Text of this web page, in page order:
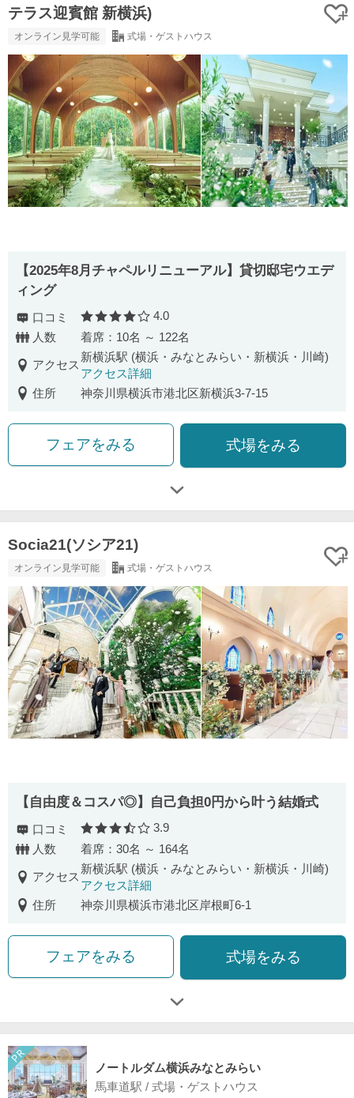
テラス迎賓館 新横浜)
オンライン見学可能 式場・ゲストハウス
【2025年8月チャペルリニューアル】貸切邸宅ウエデ
ィング
口コミ 口コミ評価
4.0
人数
着席：10名 ～ 122名
アクセス
新横浜駅 (横浜・みなとみらい・新横浜・川崎)
アクセス詳細
住所
神奈川県横浜市港北区新横浜3-7-15
フェアをみる 式場をみる
Socia21(ソシア21)
オンライン見学可能 式場・ゲストハウス
【自由度＆コスパ◎】自己負担0円から叶う結婚式
口コミ 口コミ評価
3.9
人数
着席：30名 ～ 164名
アクセス
新横浜駅 (横浜・みなとみらい・新横浜・川崎)
アクセス詳細
住所
神奈川県横浜市港北区岸根町6-1
フェアをみる 式場をみる
ノートルダム横浜みなとみらい
馬車道駅 / 式場・ゲストハウス